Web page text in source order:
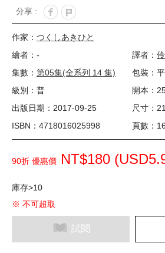
分享 :
作家： つくしあきひと
繪者：-
譯者： 伶
集數： 第05集(全系列 14 集)
包裝：
級別：普
開本：
出版日期：2017-09-25
尺寸：
ISBN：4718016025998
頁數：
90折 優惠價 NT$180 (USD
庫存>10
※ 不可超取
試閱